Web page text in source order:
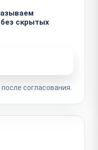
скрытых
согласования.